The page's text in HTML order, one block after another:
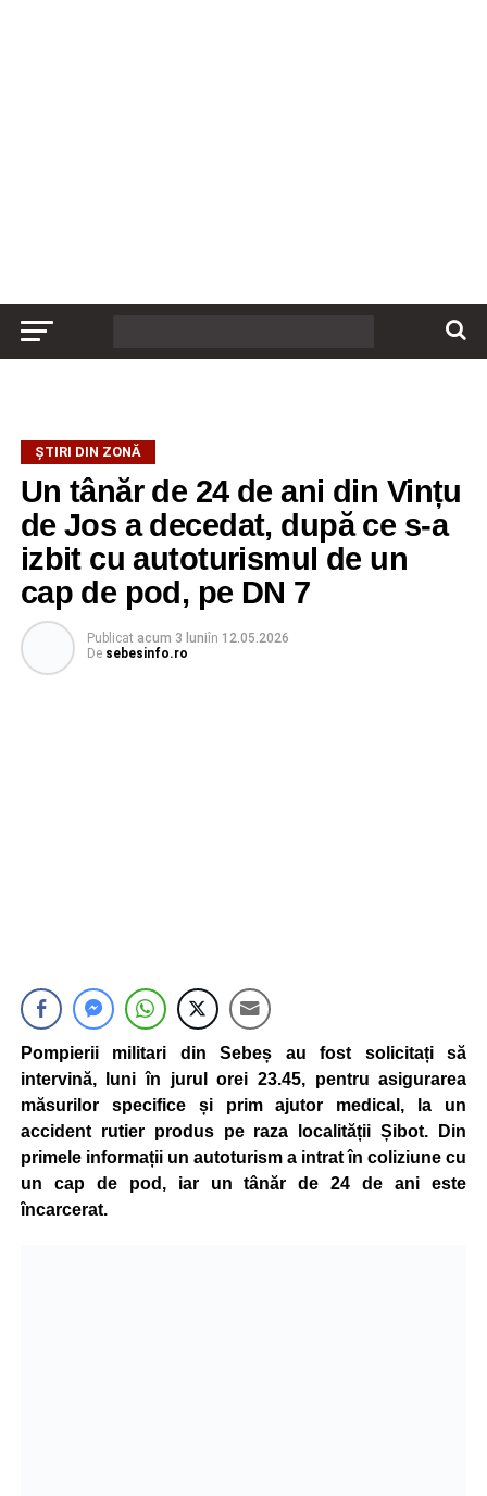
ȘTIRI DIN ZONĂ
Un tânăr de 24 de ani din Vințu
de Jos a decedat, după ce s-a
izbit cu autoturismul de un
cap de pod, pe DN 7
Publicat acum 3 luniîn 12.05.2026
De sebesinfo.ro
Pompierii militari din Sebeș au fost solicitați să
intervină, luni în jurul orei 23.45, pentru asigurarea
măsurilor specifice și prim ajutor medical, la un
accident rutier produs pe raza localității Șibot. Din
primele informații un autoturism a intrat în coliziune cu
un cap de pod, iar un tânăr de 24 de ani este
încarcerat.